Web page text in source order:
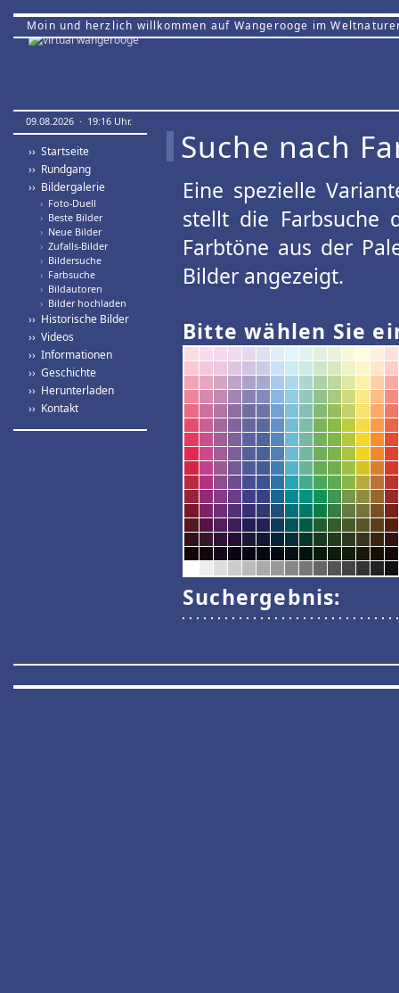
Moin und herzlich willkommen auf Wangerooge im
09.08.2026 · 19:16 Uhr.
›› Startseite
›› Rundgang
›› Bildergalerie
› Foto-Duell
› Beste Bilder
› Neue Bilder
› Zufalls-Bilder
› Bildersuche
› Farbsuche
› Bildautoren
› Bilder hochladen
›› Historische Bilder
›› Videos
›› Informationen
›› Geschichte
›› Herunterladen
›› Kontakt
Suche nach
Eine spezielle
stellt die Farbsuche
Farbtöne aus der
Bilder angezeigt.
Bitte wählen Sie
Suchergebnis: